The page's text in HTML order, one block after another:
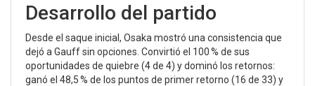
Desarrollo del partido
Desde el saque inicial, Osaka mostró una consistencia que
dejó a Gauff sin opciones. Convirtió el 100 % de sus
oportunidades de quiebre (4 de 4) y dominó los retornos:
ganó el 48,5 % de los puntos de primer retorno (16 de 33) y